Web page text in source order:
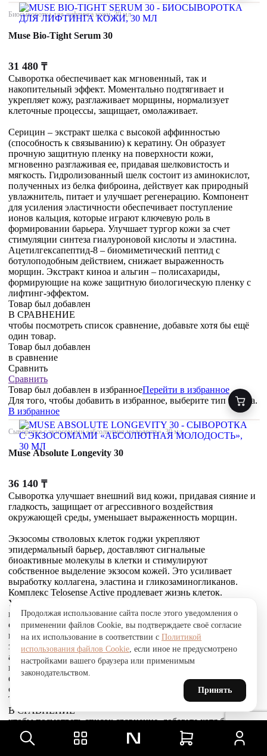
Биосыворотка для лифтинга кожи, 30 мл
Muse Bio-Tight Serum 30
31 480 ₸
Сыворотка обеспечивает как мгновенный, так и
накопительный эффект. Моментально подтягивает и
укрепляет кожу, разглаживает морщины, нормализует
клеточные процессы, защищает, омолаживает.
Серицин – экстракт шелка с высокой аффинностью
(способность к связыванию) к кератину. Он образует
прочную защитную пленку на поверхности кожи,
мгновенно разглаживая ее, придавая шелковистость и
мягкость. Гидролизованный шелк состоит из аминокислот,
полученных из белка фиброина, действует как природный
увлажнитель, питает и улучшает регенерацию. Компонент
для усиления эластичности обеспечивает поступление
ионов кальция, которые играют ключевую роль в
формировании барьера. Улучшает тургор кожи за счет
стимуляции синтеза гиалуроновой кислоты и эластина.
Ацетилгексапептид-8 – биомиметический пептид с
ботулоподобным действием, снижает выраженность
морщин. Экстракт киноа и альгин – полисахариды,
формирующие на коже защитную биологическую пленку с
лифтинг-эффектом.
Товар был добавлен
В СРАВНЕНИЕ
чтобы посмотреть список сравнение, добавьте хотя бы ещё
один товар.
Товар был добавлен
в сравнение
Сравнить
Сравнить
Товар был добавлен в избранноеПерейти в избранное
Для того, чтобы добавить в избранное, выберите тип товара.
В избранное
Сыворотка с экзосомами «абсолютная молодость», 30 мл
Muse Absolute Longevity 30
36 140 ₸
Сыворотка улучшает внешний вид кожи, придавая сияние и
гладкость, защищает от агрессивного воздействия
окружающей среды, уменьшает выраженность морщин.
Экзосомы стволовых клеток годжи укрепляют
эпидермальный барьер, доставляют сигнальные
биоактивные молекулы в клетки и стимулируют
собственное выделение экзосом кожей. Это усиливает
выработку коллагена, эластина и гликозаминогликанов.
Комплекс Telosense Active продлевает жизнь клеток.
Укрепляющий пептид восстанавливает и усиливает связи
между фибробластами и внеклеточным матриксом,
стимулирует выработку коллагена I и VI типов, обеспечивая
прочное соединение эпидермиса и дермы, что приводит к
заметному сокращению морщин. Стволовые клетки
альпийской розы защищают, поддерживают и
восстанавливают устойчивость кожи к агрессивным
факторам окружающей среды и преждевременному
старению, улучшают барьерные свойства.
Товар был добавлен
В СРАВНЕНИЕ
чтобы посмотреть список сравнение, добавьте хотя бы ещё
один товар.
Товар был добавлен
Продолжая использование сайта после этого уведомления о
применении файлов Cookie, вы подтверждаете своё согласие
на их использование в соответствии с Политикой
использования файлов Cookie, если иное не предусмотрено
настройками вашего браузера или применимым
законодательством.
Принять